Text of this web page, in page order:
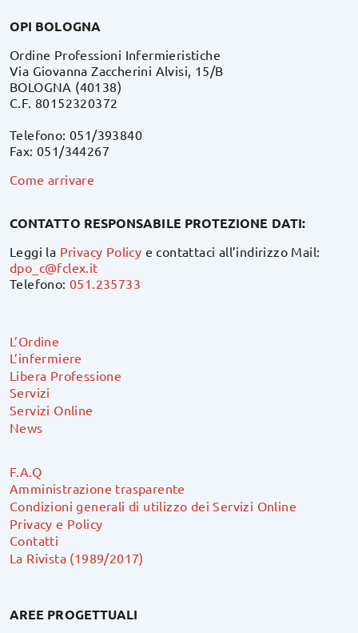
OPI BOLOGNA
Ordine Professioni Infermieristiche
Via Giovanna Zaccherini Alvisi, 15/B
BOLOGNA (40138)
C.F. 80152320372
Telefono: 051/393840
Fax: 051/344267
Come arrivare
CONTATTO RESPONSABILE PROTEZIONE DATI:
Leggi la Privacy Policy e contattaci all’indirizzo Mail:
dpo_c@fclex.it
Telefono:051.235733
L’Ordine
L’infermiere
Libera Professione
Servizi
Servizi Online
News
F.A.Q
Amministrazione trasparente
Condizioni generali di utilizzo dei Servizi Online
Privacy e Policy
Contatti
La Rivista (1989/2017)
AREE PROGETTUALI